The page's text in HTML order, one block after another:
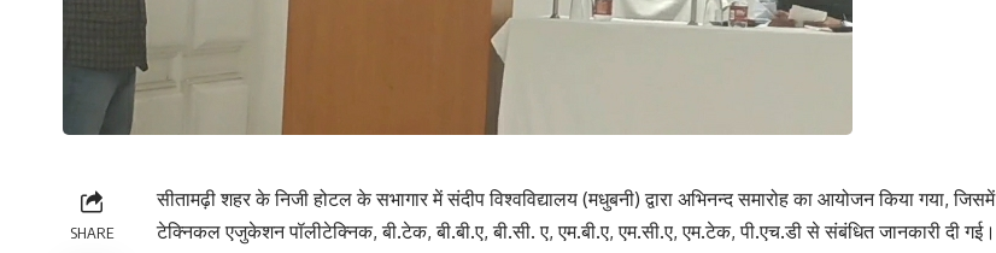
SHARE
सीतामढ़ी शहर के निजी होटल के सभागार में संदीप विश्वविद्यालय (मधुबनी) द्वारा अभिनन्द समारोह का आयोजन किया गया, जिसमें
टेक्निकल एजुकेशन पॉलीटेक्निक, बी.टेक, बी.बी.ए, बी.सी. ए, एम.बी.ए, एम.सी.ए, एम.टेक, पी.एच.डी से संबंधित जानकारी दी गई।